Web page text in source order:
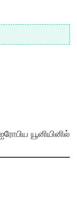
யூனியினில்